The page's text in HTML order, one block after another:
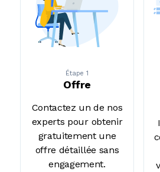
Étape 1
Offre
Contactez un de nos
experts pour obtenir
gratuitement une
offre détaillée sans
engagement.